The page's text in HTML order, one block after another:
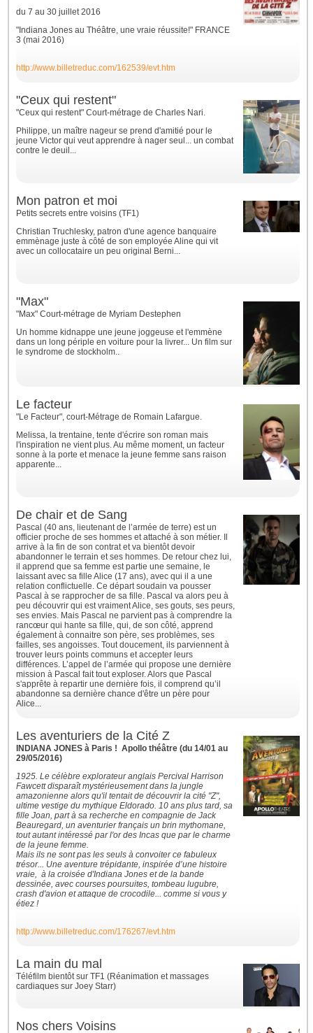
du 7 au 30 juillet 2016
"Indiana Jones au Théâtre, une vraie réussite!" FRANCE
3 (mai 2016)
http://www.billetreduc.com/162539/evt.htm
"Ceux qui restent"
"Ceux qui restent" Court-métrage de Charles Nari.
Philippe, un maître nageur se prend d'amitié pour le
jeune Victor qui veut apprendre à nager seul... un combat
contre le deuil...
Mon patron et moi
Petits secrets entre voisins (TF1)
Christian Truchlesky, patron d'une agence banquaire
emmènage juste à côté de son employée Aline qui vit
avec un collocataire un peu original Berni...
"Max"
"Max" Court-métrage de Myriam Destephen
Un homme kidnappe une jeune joggeuse et l'emmène
dans un long périple en voiture pour la livrer... Un film sur
le syndrome de stockholm..
Le facteur
"Le Facteur", court-Métrage de Romain Lafargue.
Melissa, la trentaine, tente d'écrire son roman mais
l'inspiration ne vient plus. Au même moment, un facteur
sonne à la porte et menace la jeune femme sans raison
apparente...
De chair et de Sang
Pascal (40 ans, lieutenant de l’armée de terre) est un
officier proche de ses hommes et attaché à son métier. Il
arrive à la fin de son contrat et va bientôt devoir
abandonner le terrain et ses hommes. De retour chez lui,
il apprend que sa femme est partie une semaine, le
laissant avec sa fille Alice (17 ans), avec qui il a une
relation conflictuelle. Ce départ soudain va pousser
Pascal à se rapprocher de sa fille. Pascal va alors peu à
peu découvrir qui est vraiment Alice, ses gouts, ses peurs,
ses envies. Mais Pascal ne parvient pas à comprendre la
rancœur qui hante sa fille, qui, de son côté, apprend
également à connaitre son père, ses problèmes, ses
failles, ses angoisses. Tout doucement, ils parviennent à
trouver leurs points communs et accepter leurs
différences. L’appel de l’armée qui propose une dernière
mission à Pascal fait tout exploser. Alors que Pascal
s'apprête à repartir une dernière fois, il comprend qu’il
abandonne sa dernière chance d'être un père pour
Alice...
Les aventuriers de la Cité Z
INDIANA JONES à Paris ! Apollo théâtre (du 14/01 au
29/05/2016)
1925. Le célèbre explorateur anglais Percival Harrison
Fawcett disparaît mystérieusement dans la jungle
amazonienne alors qu'il tentait de découvrir la cité "Z",
ultime vestige du mythique Eldorado. 10 ans plus tard, sa
fille Joan, part à sa recherche en compagnie de Jack
Beauregard, un aventurier français un brin mythomane,
tout autant intéressé par l'or des Incas que par le charme
de la jeune femme.
Mais ils ne sont pas les seuls à convoiter ce fabuleux
trésor... Une aventure trépidante, inspirée d’une histoire
vraie, à la croisée d'Indiana Jones et de la bande
dessinée, avec courses poursuites, tombeau lugubre,
crash d'avion et attaque de crocodile... comme si vous y
étiez !
http://www.billetreduc.com/176267/evt.htm
La main du mal
Téléfilm bientôt sur TF1 (Réanimation et massages
cardiaques sur Joey Starr)
Nos chers Voisins